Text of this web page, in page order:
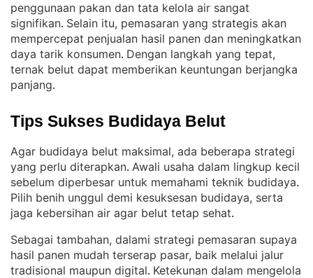
penggunaan pakan dan tata kelola air sangat
signifikan. Selain itu, pemasaran yang strategis akan
mempercepat penjualan hasil panen dan meningkatkan
daya tarik konsumen. Dengan langkah yang tepat,
ternak belut dapat memberikan keuntungan berjangka
panjang.
Tips Sukses Budidaya Belut
Agar budidaya belut maksimal, ada beberapa strategi
yang perlu diterapkan. Awali usaha dalam lingkup kecil
sebelum diperbesar untuk memahami teknik budidaya
Pilih benih unggul demi kesuksesan budidaya, serta
jaga kebersihan air agar belut tetap sehat.
Sebagai tambahan, dalami strategi pemasaran supaya
hasil panen mudah terserap pasar, baik melalui jalur
tradisional maupun digital. Ketekunan dalam mengelola